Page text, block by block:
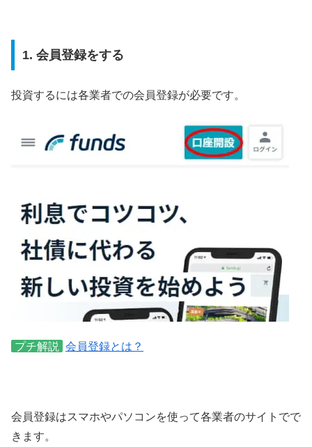
1. 会員登録をする
投資するには各業者での会員登録が必要です。
プチ解説 会員登録とは？
会員登録はスマホやパソコンを使って各業者のサイトでで
きます。